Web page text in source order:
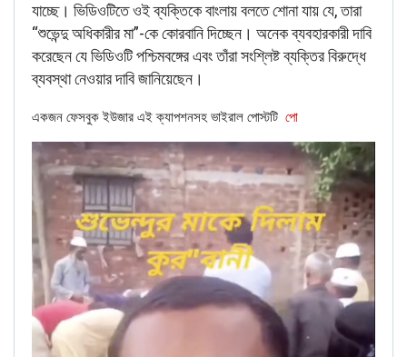
FACT CHECK
Well, there is no need to panic as the Facebook-
owned messaging platform is not rolling out any such
যাচ্ছে। ভিডিওটিতে ওই ব্যক্তিকে বাংলায় বলতে শোনা যায় যে, তারা
“শুভেন্দু অধিকারীর মা”-কে কোরবানি দিচ্ছেন। অনেক ব্যবহারকারী দাবি
করেছেন যে ভিডিওটি পশ্চিমবঙ্গের এবং তাঁরা সংশ্লিষ্ট ব্যক্তির বিরুদ্ধে
ব্যবস্থা নেওয়ার দাবি জানিয়েছেন।
একজন ফেসবুক ইউজার এই ক্যাপশনসহ ভাইরাল পোস্টটি পো